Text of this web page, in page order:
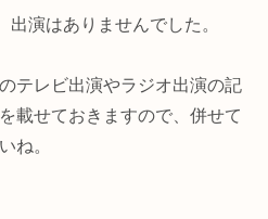
演はありませんでした。
テレビ出演やラジオ出演の記
載せておきますので、併せて
ね。